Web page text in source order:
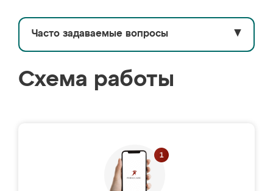
Часто задаваемые вопросы ▼
Схема работы